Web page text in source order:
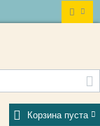
Корзина пуста